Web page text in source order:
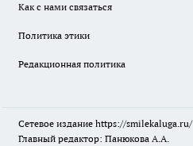
Как с нами связаться
Политика этики
Редакционная политика
Сетевое издание https://smilekaluga.ru/
Главный редактор: Панюкова А.А.